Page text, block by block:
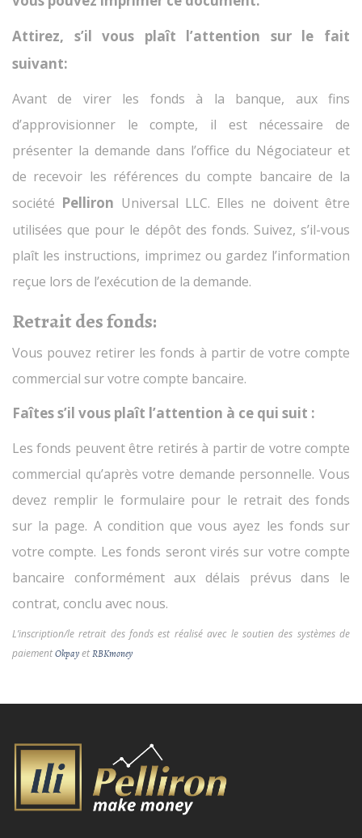
Attirez, s’il vous plaît l’attention sur le fait
suivant:
Avant de virer les fonds à la banque, aux fins
d’approvisionner le compte, il est nécessaire de
présenter la demande dans l’office du Négociateur et
de recevoir les références du compte bancaire de la
société Pelliron Universal LLC. Elles ne doivent être
utilisées que pour le dépôt des fonds. Suivez, s’il-vous
plaît les instructions, imprimez ou gardez l’information
reçue lors de l’exécution de la demande.
Retrait des fonds:
Vous pouvez retirer les fonds à partir de votre compte
commercial sur votre compte bancaire.
Faîtes s’il vous plaît l’attention à ce qui suit :
Les fonds peuvent être retirés à partir de votre compte
commercial qu’après votre demande personnelle. Vous
devez remplir le formulaire pour le retrait des fonds
sur la page. A condition que vous ayez les fonds sur
votre compte. Les fonds seront virés sur votre compte
bancaire conformément aux délais prévus dans le
contrat, conclu avec nous.
L’inscription/le retrait des fonds est réalisé avec le soutien des systèmes de
paiementOkpayetRBKmoney